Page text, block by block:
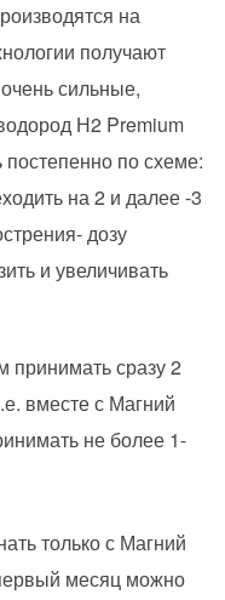
на
получают
сильные,
Н2 Premium
по схеме:
на 2 и далее -3
дозу
и увеличивать
принимать сразу 2
вместе с Магний
не более 1-
только с Магний
месяц можно